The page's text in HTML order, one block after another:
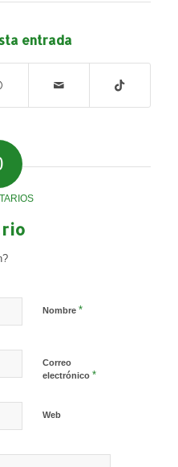
entrada
Nombre *
Correo
electrónico *
Web